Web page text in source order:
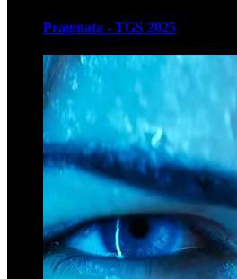
Pragmata - TGS 2025